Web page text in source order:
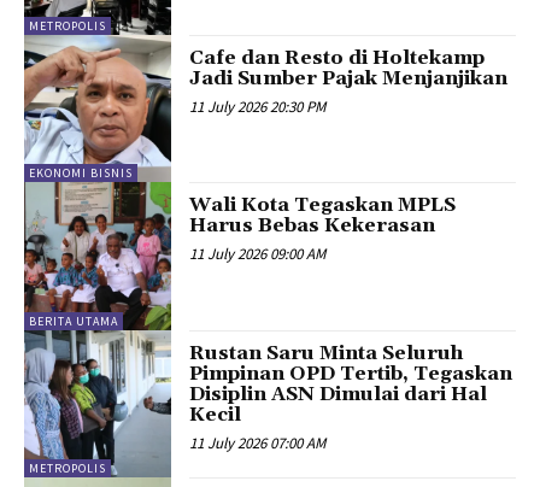
METROPOLIS
EKONOMI BISNIS
Cafe dan Resto di Holtekamp
Jadi Sumber Pajak Menjanjikan
11 July 2026 20:30 PM
BERITA UTAMA
Wali Kota Tegaskan MPLS
Harus Bebas Kekerasan
11 July 2026 09:00 AM
METROPOLIS
Rustan Saru Minta Seluruh
Pimpinan OPD Tertib, Tegaskan
Disiplin ASN Dimulai dari Hal
Kecil
11 July 2026 07:00 AM